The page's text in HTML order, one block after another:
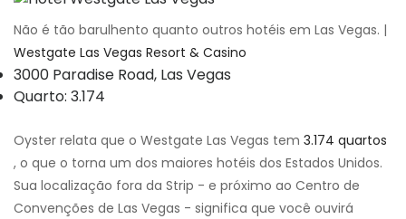
Não é tão barulhento quanto outros hotéis em Las Vegas. |
Westgate Las Vegas Resort & Casino
3000 Paradise Road, Las Vegas
Quarto: 3.174
Oyster relata que o Westgate Las Vegas tem 3.174 quartos
, o que o torna um dos maiores hotéis dos Estados Unidos.
Sua localização fora da Strip - e próximo ao Centro de
Convenções de Las Vegas - significa que você ouvirá